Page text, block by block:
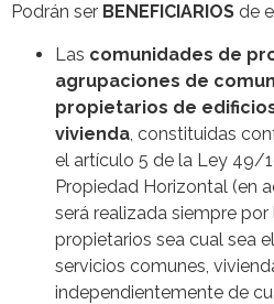
Podrán ser BENEFICIARIOS de
Las comunidades de
agrupaciones de
propietarios de
vivienda , constituidas
el artículo 5 de la Ley 49/
Propiedad Horizontal (en
será realizada siempre
propietarios sea cual sea
servicios comunes,
independientemente de